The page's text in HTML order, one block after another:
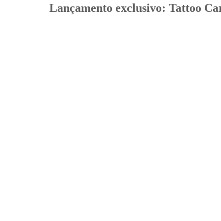
Lançamento exclusivo: Tattoo